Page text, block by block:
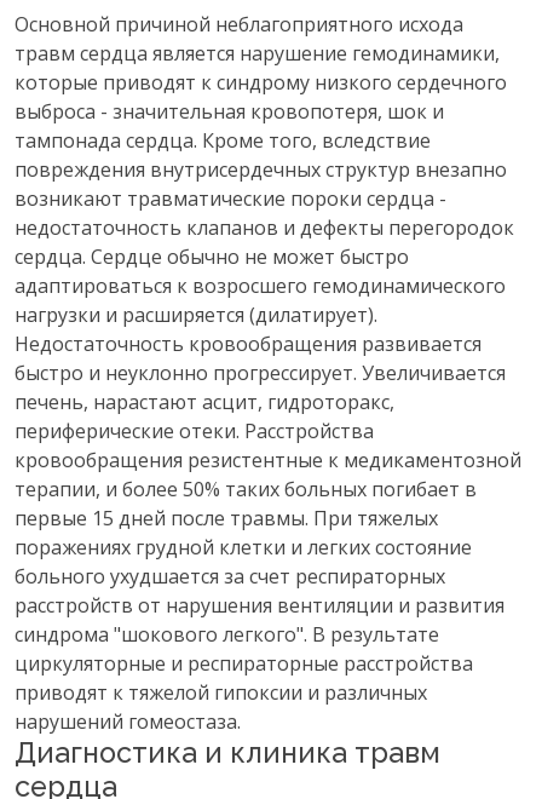
Основной причиной неблагоприятного исхода
травм сердца является нарушение гемодинамики,
которые приводят к синдрому низкого сердечного
выброса - значительная кровопотеря, шок и
тампонада сердца. Кроме того, вследствие
повреждения внутрисердечных структур внезапно
возникают травматические пороки сердца -
недостаточность клапанов и дефекты перегородок
сердца. Сердце обычно не может быстро
адаптироваться к возросшего гемодинамического
нагрузки и расширяется (дилатирует).
Недостаточность кровообращения развивается
быстро и неуклонно прогрессирует. Увеличивается
печень, нарастают асцит, гидроторакс,
периферические отеки. Расстройства
кровообращения резистентные к медикаментозной
терапии, и более 50% таких больных погибает в
первые 15 дней после травмы. При тяжелых
поражениях грудной клетки и легких состояние
больного ухудшается за счет респираторных
расстройств от нарушения вентиляции и развития
синдрома "шокового легкого". В результате
циркуляторные и респираторные расстройства
приводят к тяжелой гипоксии и различных
нарушений гомеостаза.
Диагностика и клиника травм
сердца